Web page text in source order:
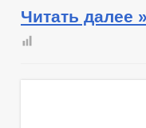
Читать далее »